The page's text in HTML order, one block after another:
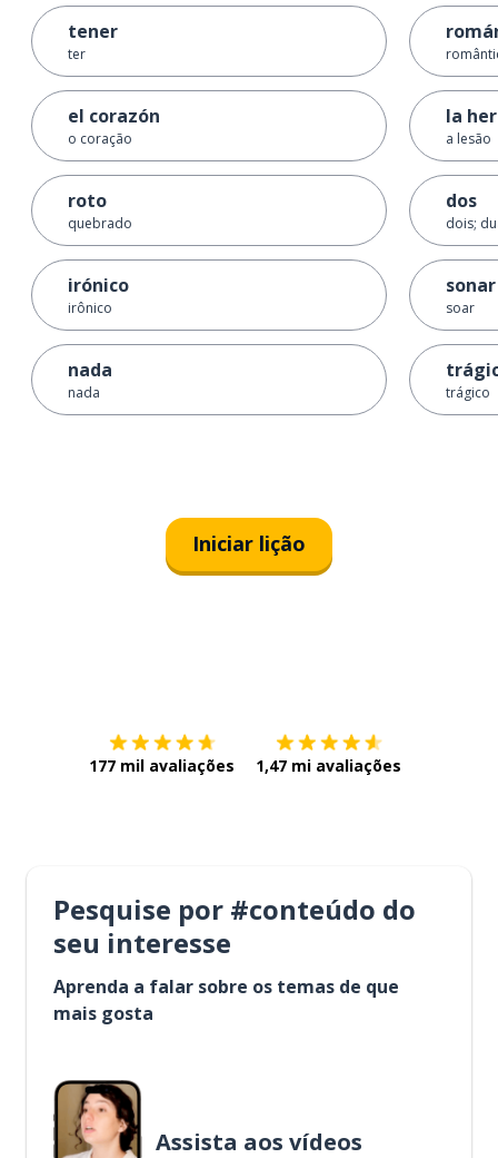
tener
ter
el corazón
o coração
roto
quebrado
irónico
irônico
nada
nada
la
a lesão
dos
dois;
sonar
soar
trágico
Iniciar lição
177 mil avaliações 1,47 mi avaliações
Pesquise por #conteúdo do
seu interesse
Aprenda a falar sobre os temas de que
mais gosta
Assista aos vídeos